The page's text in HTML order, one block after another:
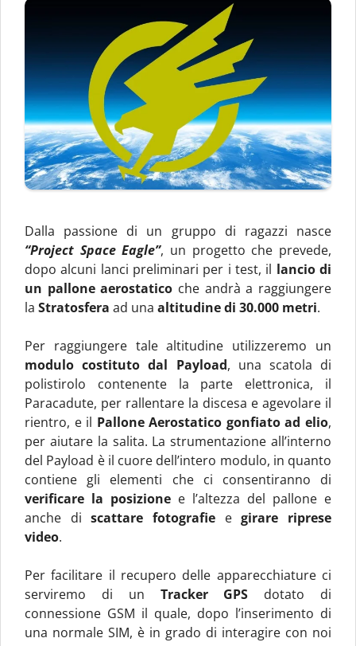
Dalla passione di un gruppo di ragazzi nasce
“Project Space Eagle”, un progetto che prevede,
dopo alcuni lanci preliminari per i test, il lancio di
un pallone aerostatico che andrà a raggiungere
la Stratosfera ad una altitudine di 30.000 metri.
Per raggiungere tale altitudine utilizzeremo un
modulo costituto dal Payload, una scatola di
polistirolo contenente la parte elettronica, il
Paracadute, per rallentare la discesa e agevolare il
rientro, e il Pallone Aerostatico gonfiato ad elio,
per aiutare la salita. La strumentazione all’interno
del Payload è il cuore dell’intero modulo, in quanto
contiene gli elementi che ci consentiranno di
verificare la posizione e l’altezza del pallone e
anche discattare fotografie egirare riprese
video.
Per facilitare il recupero delle apparecchiature ci
serviremo di un Tracker GPS dotato di
connessione GSM il quale, dopo l’inserimento di
una normale SIM, è in grado di interagire con noi